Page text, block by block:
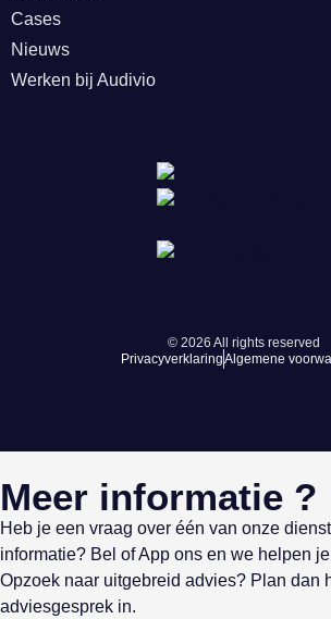
Cases
Nieuws
Werken bij Audivio
© 2026 All rights reserved
PrivacyverklaringAlgemene
Meer informatie ?
Heb je een vraag over één van onze
informatie? Bel of App ons en we helpen
Opzoek naar uitgebreid advies? Plan dan
adviesgesprek in.